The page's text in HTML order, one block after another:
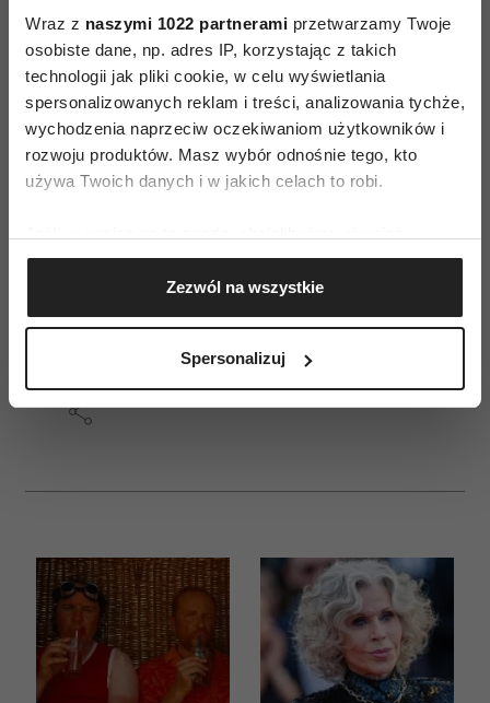
Wraz z naszymi 1022 partnerami przetwarzamy Twoje
osobiste dane, np. adres IP, korzystając z takich
technologii jak pliki cookie, w celu wyświetlania
spersonalizowanych reklam i treści, analizowania tychże,
wychodzenia naprzeciw oczekiwaniom użytkowników i
rozwoju produktów. Masz wybór odnośnie tego, kto
używa Twoich danych i w jakich celach to robi.
Gromadzić dane dotyczące Twojej lokalizacji
geograficznej z dokładnością nawet do kilku metrów
Identyfikować Twoje urządzenie, aktywnie
(fingerprinting, czyli wirtualny odcisk palca)
dane są przetwarzane oraz ustaw własne preferencje w
i reklam, aby oferować funkcje społecznościowe i
analizować ruch w naszej witrynie. Informacje o tym, jak
korzystasz z naszej witryny, udostępniamy partnerom
społecznościowym, reklamowym i analitycznym.
Partnerzy mogą połączyć te informacje z innymi danymi
otrzymanymi od Ciebie lub uzyskanymi podczas
Zezwól na wszystkie
Spersonalizuj
Zupy moc